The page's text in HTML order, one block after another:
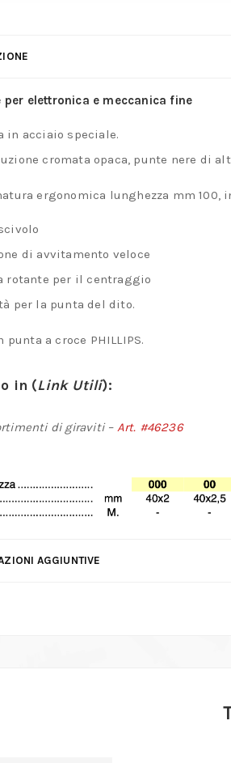
per elettronica e meccanica fine
in acciaio speciale.
cromata opaca, punte nere di
ergonomica lunghezza mm
di avvitamento veloce
rotante per il centraggio
per la punta del dito.
punta a croce PHILLIPS.
in (Link Utili):
di giraviti – Art. #46236
AGGIUNTIVE